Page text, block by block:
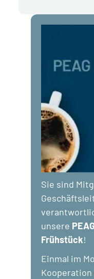
Sie sind
unsere
Frühstück!
Einmal im